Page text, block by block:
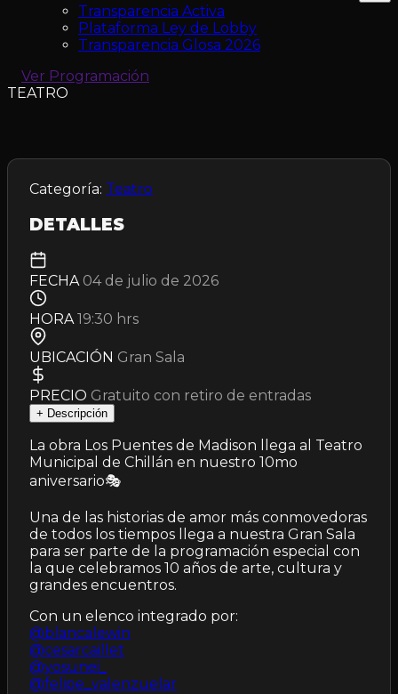
Transparencia Activa
Plataforma Ley de Lobby
Transparencia Glosa 2026
Ver Programación
TEATRO
Categoría: Teatro
DETALLES
FECHA 04 de julio de 2026
HORA 19:30 hrs
UBICACIÓN Gran Sala
PRECIO Gratuito con retiro de entradas
+ Descripción
La obra Los Puentes de Madison llega al Teatro
Municipal de Chillán en nuestro 10mo
aniversario🎭
Una de las historias de amor más conmovedoras
de todos los tiempos llega a nuestra Gran Sala
para ser parte de la programación especial con
la que celebramos 10 años de arte, cultura y
grandes encuentros.
Con un elenco integrado por:
@blancalewin
@cesarcaillet
@yosunei_
@felipe_valenzuelar